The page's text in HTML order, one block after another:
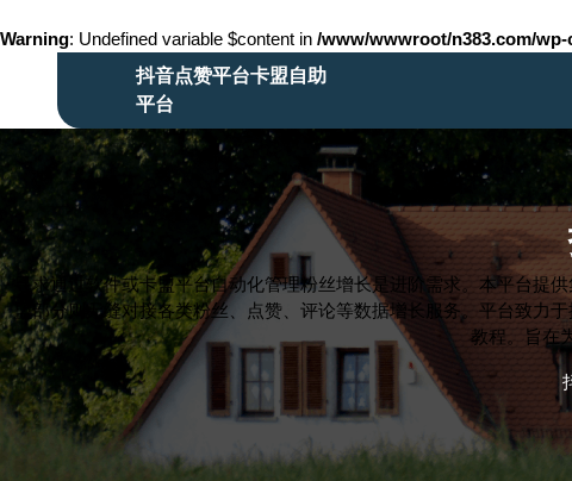
Warning: Undefined variable $content in /www/wwwroot/n383.com/
抖音点赞平台卡盟自助
平台
寻求通过软件或卡盟平台自动化管理粉丝增长是进阶需求。本平台
盟部分则无缝对接各类粉丝、点赞、评论等数据增长服务。平台致力
教程。旨在